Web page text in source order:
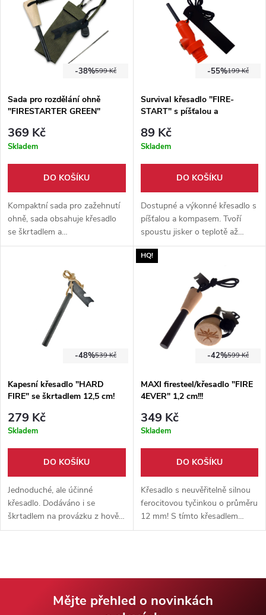
599 Kč
-38%
Sada pro rozdělání ohně
"FIRESTARTER GREEN"
369 Kč
Skladem
DO KOŠÍKU
Kompaktní sada pro zažehnutí
ohně, sada obsahuje křesadlo
se škrtadlem a
teleskopický rozdmychávač. To
pouzdře s karabinkou.
199 Kč
-55%
Survival křesadlo "FIRE-
START" s píšťalou a
89 Kč
Skladem
DO KOŠÍKU
Dostupné a výkonné křesadlo s
píšťalou a kompasem. Tvoří
spoustu jisker o teplotě až
1700°C! Funguje i mokré.
Ideální nástroj pro každého
milovníka pobytu v přírodě.
539 Kč
-48%
Kapesní křesadlo "HARD
FIRE" se škrtadlem 12,5 cm!
279 Kč
Skladem
DO KOŠÍKU
Jednoduché, ale účinné
křesadlo. Dodáváno i se
škrtadlem na provázku z hovězí
kůže. Křesadlo je
HQ!
599 Kč
-42%
MAXI firesteel/křesadlo "FIRE
4EVER" 1,2 cm!!!
349 Kč
Skladem
DO KOŠÍKU
Křesadlo s neuvěřitelně silnou
ferocitovou tyčinkou o průměru
12 mm! S tímto křesadlem
zažehnete nespočet táboráků.
Mějte přehled o novinkách